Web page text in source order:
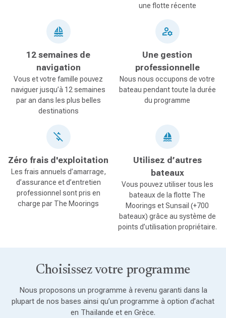
une flotte récente
12 semaines de
navigation
Vous et votre famille pouvez
naviguer jusqu’à 12 semaines
par an dans les plus belles
destinations
Une gestion
professionnelle
Nous nous occupons de votre
bateau pendant toute la durée
du programme
Zéro frais d'exploitation
Les frais annuels d’amarrage,
d’assurance et d’entretien
professionnel sont pris en
charge par The Moorings
Utilisez d’autres
bateaux
Vous pouvez utiliser tous les
bateaux de la flotte The
Moorings et Sunsail (+700
bateaux) grâce au système de
points d’utilisation propriétaire.
Choisissez votre programme
Nous proposons un programme à revenu garanti dans la
plupart de nos bases ainsi qu’un programme à option d’achat
en Thaïlande et en Grèce.